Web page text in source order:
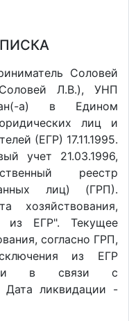
Соловей
Л.В.), УНП
а) в Едином
лиц и
(ЕГР) 17.11.1995.
учет 21.03.1996,
реестр
лиц) (ГРП).
хозяйствования,
из ЕГР". Текущее
согласно ГРП,
из ЕГР
в связи с
Дата ликвидации -